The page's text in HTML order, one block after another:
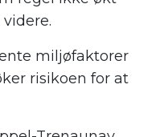
miljøfaktorer
risikoen for at